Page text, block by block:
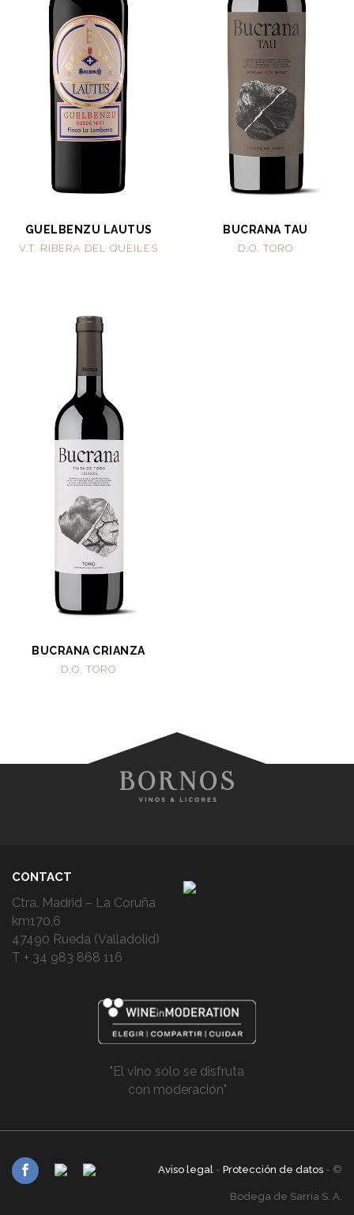
GUELBENZU LAUTUS
V.T. RIBERA DEL QUEILES
BUCRANA TAU
D.O. TORO
BUCRANA CRIANZA
D.O. TORO
CONTACT
Ctra. Madrid – La Coruña
km170,6
47490 Rueda (Valladolid)
T + 34 983 868 116
"El vino sólo se disfruta
con moderación"
Aviso legal - Protección de datos - ©
Bodega de Sarria S. A.